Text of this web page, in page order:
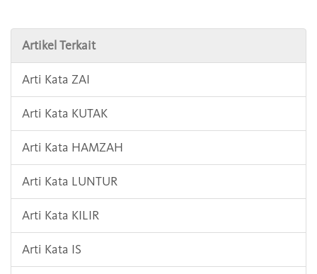
Artikel Terkait
Arti Kata ZAI
Arti Kata KUTAK
Arti Kata HAMZAH
Arti Kata LUNTUR
Arti Kata KILIR
Arti Kata IS